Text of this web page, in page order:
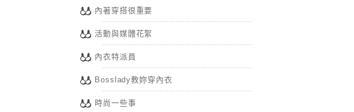
內著穿搭很重要
活動與媒體花絮
內衣特派員
Bosslady教妳穿內衣
時尚一些事